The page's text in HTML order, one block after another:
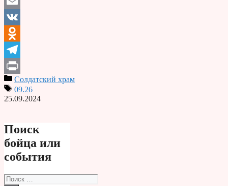
Email
VK
Odnoklassniki
Telegram
PrintСолдатский храм
09.26
25.09.2024
Поиск
бойца или
события
Поиск: